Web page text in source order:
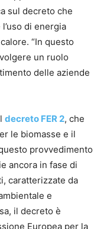
sul decreto che
di energia
“In questo
un ruolo
delle aziende
decreto FER 2, che
le biomasse e il
provvedimento
ancora in fase di
caratterizzate da
e
il decreto è
Europea per la